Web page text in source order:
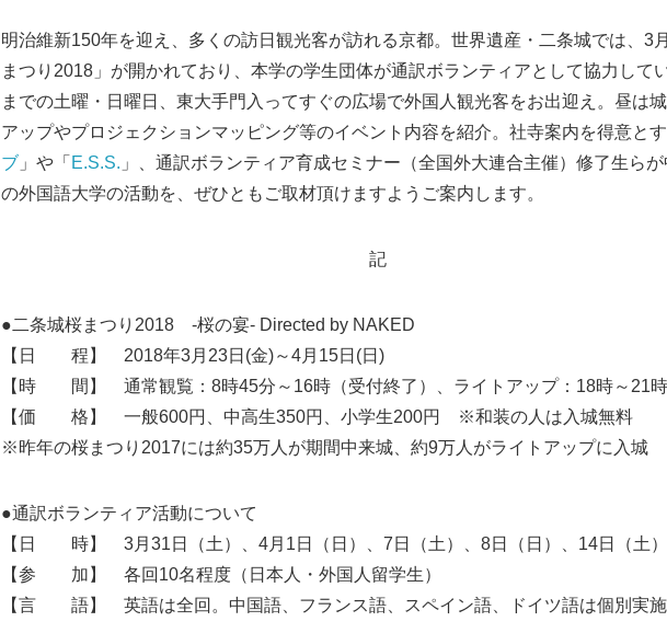
明治維新150年を迎え、多くの訪日観光客が訪れる京都。世界遺産・二条城では、3
まつり2018」が開かれており、本学の学生団体が通訳ボランティアとして協力して
までの土曜・日曜日、東大手門入ってすぐの広場で外国人観光客をお出迎え。昼は
アップやプロジェクションマッピング等のイベント内容を紹介。社寺案内を得意とす
ブ」や「 E.S.S. 」、通訳ボランティア育成セミナー（全国外大連合主催）修了生ら
の外国語大学の活動を、ぜひともご取材頂けますようご案内します。
記
●二条城桜まつり2018 -桜の宴- Directed by NAKED
【日 程】 2018年3月23日(金)～4月15日(日)
【時 間】 通常観覧：8時45分～16時（受付終了）、ライトアップ：18時～21時
【価 格】 一般600円、中高生350円、小学生200円 ※和装の人は入城無料
※昨年の桜まつり2017には約35万人が期間中来城、約9万人がライトアップに入城
●通訳ボランティア活動について
【日 時】 3月31日（土）、4月1日（日）、7日（土）、8日（日）、14日（土
【参 加】 各回10名程度（日本人・外国人留学生）
【言 語】 英語は全回。中国語、フランス語、スペイン語、ドイツ語は個別実施